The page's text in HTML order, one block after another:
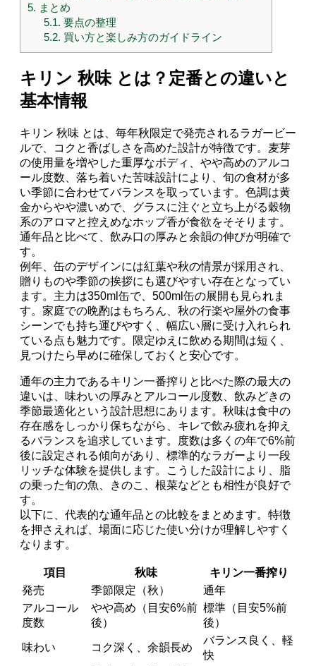
5. まとめ
5.1. 要点の整理
5.2. 買い方と楽しみ方のガイドライン
キリン 秋味 とは？定番との違いと
基本情報
キリン 秋味 とは、毎年秋限定で発売されるラガービー
ルで、コクと香ばしさを高めた設計が特徴です。麦芽
の使用量を増やした重厚なボディ、やや高めのアルコ
ール度数、落ち着いた苦味設計により、旬の食材が多
い季節に合わせてバランスを取っています。色調は黄
金からやや濃いめで、グラスに注ぐと立ち上がる穀物
系のアロマと控えめなホップ香が食欲をそそります。
通年品と比べて、飲み口の厚みと余韻の伸びが明確で
す。
例年、缶のデザインには紅葉や秋の情景が採用され、
贈りものや季節の挨拶にも選びやすい存在となってい
ます。主力は350ml缶で、500ml缶の展開も見られま
す。家庭での晩酌はもちろん、秋の行楽や屋外の食事
シーンでも持ち運びやすく、幅広い層に受け入れられ
ている点も魅力です。限定ゆえに飲める期間は短く、
見つけたら早めに確保しておくと安心です。
通年の主力であるキリン一番搾りと比べた際の最大の
違いは、味わいの厚みとアルコール度数、飲みどきの
季節最適化という設計思想にあります。秋味は食中の
存在感をしっかり保ちながら、キレで飲み疲れを抑え
るバランスを追求しています。度数は多くの年で6%前
後に設定される傾向があり、標準的なラガーより一段
リッチな体験を提供します。こうした設計により、脂
の乗った旬の魚、きのこ、根菜などとも相性が良好で
す。
以下に、代表的な通年品との比較をまとめます。特徴
を押さえれば、場面に応じた使い分けが理解しやすく
なります。
項目 秋味
キリン一番搾り
発売
季節限定（秋）
通年
アルコール
度数
やや高め（目安6%前
後）
標準（目安5%前
後）
味わい コク深く、余韻長め
バランス良く、軽
快